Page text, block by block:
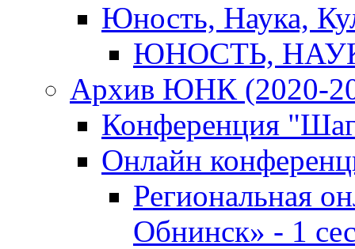
Юность, Наука,
ЮНОСТЬ,
Архив ЮНК (2020-
Конференция
Онлайн
Региональная
Обнинск» - 1